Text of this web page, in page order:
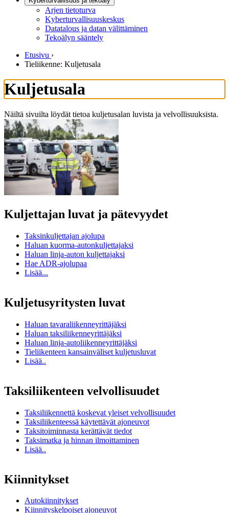
Arjen tietoturva
Kyberturvallisuuskeskus
Datatalous ja datan välittäminen
Tekoälyn sääntely
Etusivu ›
Tieliikenne: Kuljetusala
Kuljetusala
Näiltä sivuilta löydät tietoa kuljetusalan luvista ja velvollisuuksista.
Kuljettajan luvat ja pätevyydet
Taksinkuljettajan ajolupa
Haluan kuorma-autonkuljettajaksi
Haluan linja-auton kuljettajaksi
Hae ADR-ajolupaa
Lisää...
Kuljetusyritysten luvat
Haluan tavaraliikenneyrittäjäksi
Haluan taksiliikenneyrittäjäksi
Haluan linja-autoliikenneyrittäjäksi
Tieliikenteen kansainväliset kuljetusluvat
Lisää..
Taksiliikenteen velvollisuudet
Taksiliikennettä koskevat yleiset velvollisuudet
Taksiliikenteessä käytettävät ajoneuvot
Taksitoiminnasta kerättävät tiedot
Taksimatka ja hinnan ilmoittaminen
Lisää..
Kiinnitykset
Autokiinnitykset
Kiinnityskelpoiset ajoneuvot